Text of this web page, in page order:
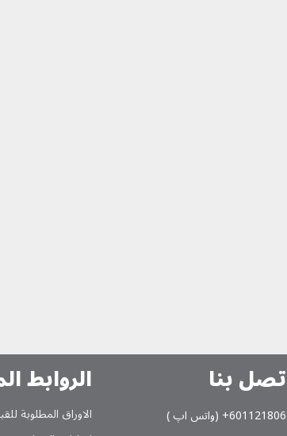
بنا
(واتس اپ )
الروابط
الاوراق المطلوبة